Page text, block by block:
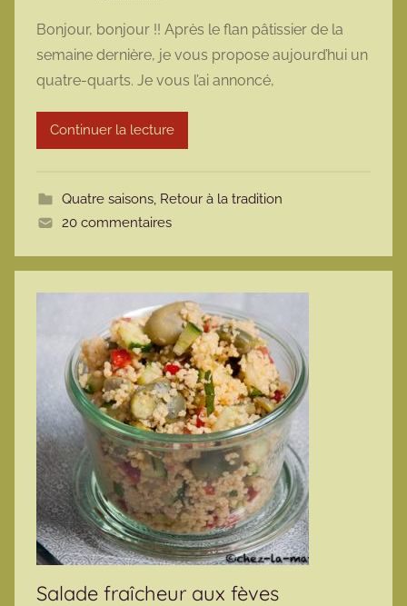
r
m
a
r
m
t
e
Bonjour, bonjour !! Après le flan pâtissier de la
semaine dernière, je vous propose aujourd’hui un
quatre-quarts. Je vous l’ai annoncé,
Continuer la lecture
Quatre saisons, Retour à la tradition
20 commentaires
Salade fraîcheur aux fèves